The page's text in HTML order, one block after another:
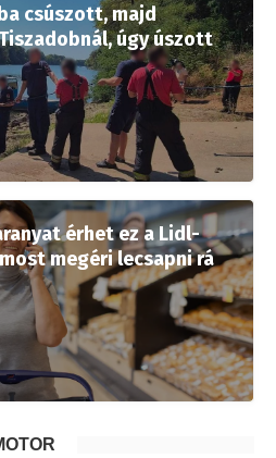
csúszott, majd
úgy úszott
érhet ez a Lidl-
megéri lecsapni rá